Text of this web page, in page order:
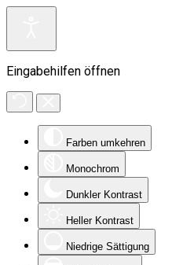
Eingabehilfen öffnen
Farben umkehren
Monochrom
Dunkler Kontrast
Heller Kontrast
Niedrige Sättigung